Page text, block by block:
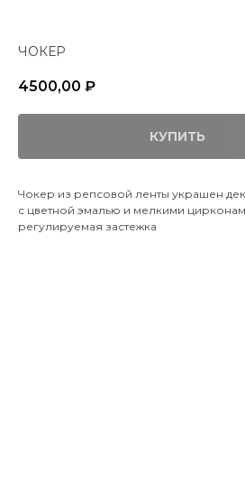
ЧОКЕР
4500,00 ₽
КУПИТЬ
Чокер из репсовой ленты украшен
с цветной эмалью и мелкими
регулируемая застежка